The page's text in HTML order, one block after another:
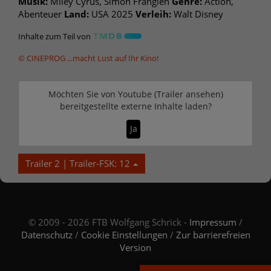
Abenteuer Land: USA 2025 Verleih: Walt Disney
Inhalte zum Teil von
© CINEPROG ...macht Lust auf Ihr Kino!
Möchten Sie von Youtube (Trailer ansehen)
bereitgestellte externe Inhalte laden?
Ja
Trailer 2 | Trailer-FSK: 12
© 2009 - 2026 FTB Wolfgang Schrick - Impressum /
Datenschutz/ Cookie Einstellungen / Zur barrierefreien
Version